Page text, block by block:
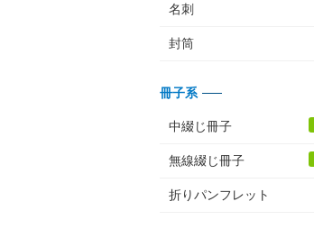
名刺
封筒
冊子系
中綴じ冊子
無線綴じ冊子
折りパンフレット